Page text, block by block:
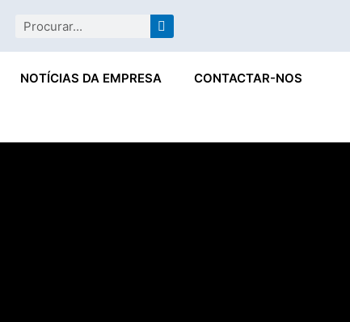
Procurar
NOTÍCIAS DA EMPRESA CONTACTAR-NOS